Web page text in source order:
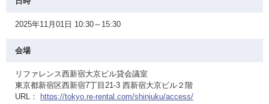
2025年11月01日 10:30～15:30
会場
リファレンス西新宿大京ビル貸会議室
東京都新宿区西新宿7丁目21-3 西新宿大京ビル２階
URL：
https://tokyo.re-rental.com/shinjuku/access/